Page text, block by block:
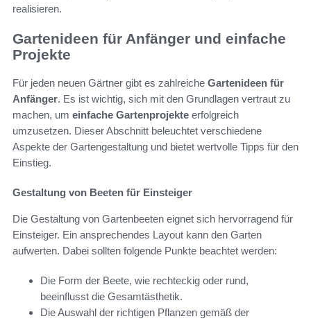
realisieren.
Gartenideen für Anfänger und einfache
Projekte
Für jeden neuen Gärtner gibt es zahlreiche Gartenideen für
Anfänger. Es ist wichtig, sich mit den Grundlagen vertraut zu
machen, um einfache Gartenprojekte erfolgreich
umzusetzen. Dieser Abschnitt beleuchtet verschiedene
Aspekte der Gartengestaltung und bietet wertvolle Tipps für den
Einstieg.
Gestaltung von Beeten für Einsteiger
Die Gestaltung von Gartenbeeten eignet sich hervorragend für
Einsteiger. Ein ansprechendes Layout kann den Garten
aufwerten. Dabei sollten folgende Punkte beachtet werden:
Die Form der Beete, wie rechteckig oder rund,
beeinflusst die Gesamtästhetik.
Die Auswahl der richtigen Pflanzen gemäß der